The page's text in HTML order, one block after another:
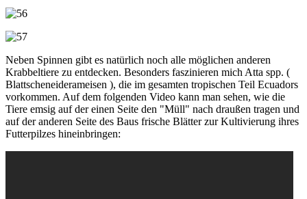
Neben Spinnen gibt es natürlich noch alle möglichen anderen
Krabbeltiere zu entdecken. Besonders faszinieren mich Atta spp. (
Blattscheneiderameisen ), die im gesamten tropischen Teil Ecuadors
vorkommen. Auf dem folgenden Video kann man sehen, wie die
Tiere emsig auf der einen Seite den "Müll" nach draußen tragen und
auf der anderen Seite des Baus frische Blätter zur Kultivierung ihres
Futterpilzes hineinbringen: